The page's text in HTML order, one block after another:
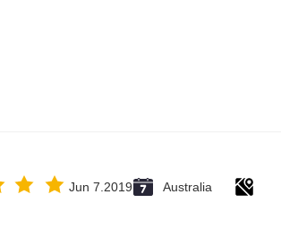
Australia
Jun 7.2019